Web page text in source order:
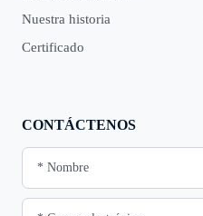
Nuestra historia
Certificado
CONTÁCTENOS